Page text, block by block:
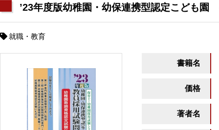
’23年度版幼稚園・幼保連携型認定こども
就職・教育
書籍名
価格
著者名